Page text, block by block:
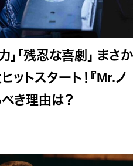
」「残忍な喜劇」 まさか
トスタート！『Mr.ノ
き理由は？